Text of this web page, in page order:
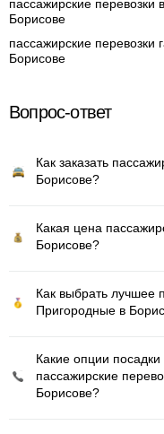
пассажирские перевозки
Борисове
пассажирские перевозки
Борисове
Вопрос-ответ
Как заказать
Борисове?
Какая цена
Борисове?
Как выбрать лучшее
Пригородные в
Какие опции
пассажирские
Борисове?